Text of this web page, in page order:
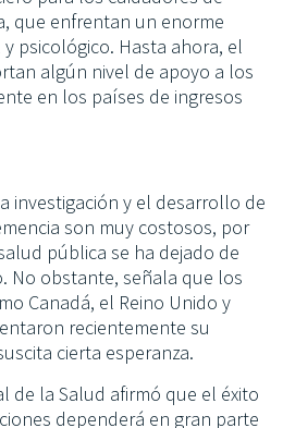
que enfrentan un enorme
psicológico. Hasta ahora, el
algún nivel de apoyo a los
en los países de ingresos
investigación y el desarrollo de
son muy costosos, por
pública se ha dejado de
No obstante, señala que los
Canadá, el Reino Unido y
recientemente su
cierta esperanza.
de la Salud afirmó que el éxito
dependerá en gran parte